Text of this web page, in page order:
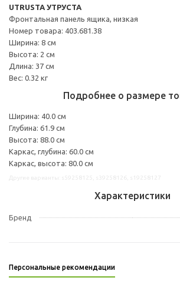
UTRUSTA УТРУСТА
Фронтальная панель ящика, низкая
Номер товара: 403.681.38
Ширина: 8 см
Высота: 2 см
Длина: 37 см
Вес: 0.32 кг
Подробнее о размере
Ширина: 40.0 см
Глубина: 61.9 см
Высота: 88.0 см
Каркас, глубина: 60.0 см
Каркас, высота: 80.0 см
Характеристики
Бренд
Персональные рекомендации